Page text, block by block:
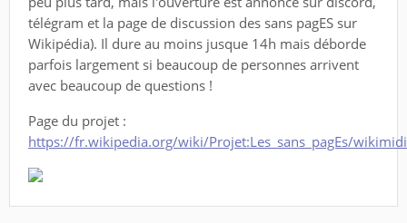
télégram et la page de discussion des sans pagES sur
Wikipédia). Il dure au moins jusque 14h mais déborde
parfois largement si beaucoup de personnes arrivent
avec beaucoup de questions !
Page du projet :
https://fr.wikipedia.org/wiki/Projet:Les_sans_pagEs/